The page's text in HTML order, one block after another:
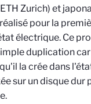
Zurich) et
pour la
électrique. Ce
duplication
la crée dans
sur un disque